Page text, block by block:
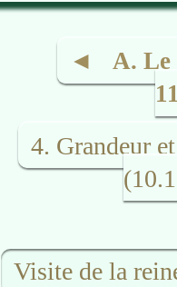
◄ A. Le
4. Grandeur
Visite de la